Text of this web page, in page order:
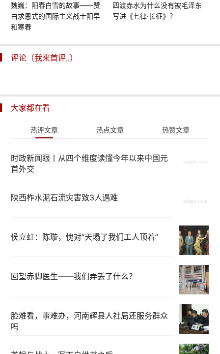
魏巍：阳春白雪的故事——赞
白求恩式的国际主义战士阳早
和寒春
四渡赤水为什么没有被毛泽东
写进《七律·长征》？
评论（我来首评..）
大家都在看
热评文章 热点文章 热赞文章
时政新闻眼丨从四个维度读懂今年以来中国元
首外交
陕西柞水泥石流灾害致3人遇难
侯立虹：陈璇，愧对“天塌了我们工人顶着”
回望赤脚医生——我们弄丢了什么？
脸难看，事难办，河南辉县人社局还服务群众
吗